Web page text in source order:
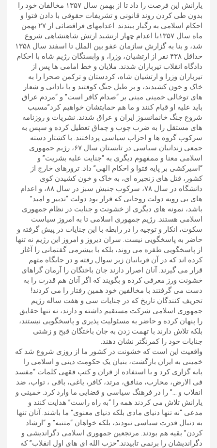
یارانش این فرصت را داد تا از بهمن سال ۱۳۵۷ مخالفان خود را
بدون طی کردن روند قانونی و تشریفات حقوقی با دادن فتوا و
احکام اسلامی به رگبار ببندند. اعدامهای فراقضائی از ۲۷ بهمن
ماه سال ۱۳۵۷با اعدام چهار ارتشبد ارتش شاهنشاهی شروع
شد، و بنا به گزارش سازمان عفو بین الملل تا اسفند سال ۱۳۵۸
حداقل ۴۳۸ نفر از ارتشیان، وزرا، و وابستگان رژیم شاه با احکام
دادگاه انقلاب تیرباران شدند. ملایان و خط امامی ها پس از
تیرباران وزرا و ارتشیان شاه، کردستان و ترکمن صحرا را به
خاک و خون کشیدند، و بر طبل جنگ کوفتند و با نادانی و شعار
های توخالی خمینی مبنی بر “صدام کافر است” و “مردم عراق
باید علیه او قیام کنند و ما هم حمایتشان خواهیم کرد”مسبب
شروع جنگ خانمانسوز ایران و عراق شدند. نشریات و روزنامه
های مستقل را به ضرب چوب و چماق تعطیل کرده و سپس به
سرکوب گروه ها و احزاب سیاسی پرداختند. با کشتار دسته
جمعی زندانیان سیاسی در تابستان سال ۶۷، رژیم جمهوری
اسلامی معنا و ممفهوم دیگری به “جنایت علیه بشریت” و
“اسیرکشی بر پایه فتوا و احکام الهی” داد. ترورهای خارج از
کشور، قتل های زنجیره ای، به خاک و خون کشیدن کوی
دانشگاه در سال ۷۸، سرکوب جنبش سبز در سال ۸۸، و اعدام
های بی رویه دولت روحانی که قرار بود دولت “تدبیر و امید”
باشد، نمونه های دیگری از خشونت و جنایت در نظام جمهوری
اسلامی هستند. رژیم جمهوری اسلامی تا به امروز سیاست
سکوت، انکار و توجیه را در رابطه با این جنایات در پیش گرفته و
حاضر به پاسخگویی نیست. سران دیروز و امروز این رژیم نه تنها
از پاسخگویی طفره می روند، بلکه با بیشرمی گفتمانی را آغاز
کرده اند که در آن قربانیان زیر سوال رفته و در جایگاه متهم
قرار می گیرند. آنان اصرار دارند جان باختگان را آرمان گراهای
خشونت ورز معرفی کرده و بگویند که اگر آنان هم قدرت را به
دست می گرفتند با مخالفین خود همین رفتار را می کردند!
تحریف کنندگان تاریخ که در جنایات سی و هفت ساله رژیم
جمهوری اسلامی شرکت مستقیم داشته و دارند، نه تنها حقایق
را پنهان کرده و حاضر به مسئولیت پذیری و پاسخگویی نیستند،
بلکه تلاش دارند با تهمت زدن به جان باختگان قبح و زشتی
جنایات خود را کمرنگتر نشان دهند.
واقعیت این است که خشونت در کشور ما از روزی شروع شد که
خمینی به ایران بازگشت، بنیان یک حکومت دینی و اسلامی را
پایه گزاری کرد و با استفاده از قران و کتب فقهی کلمات “مفسد
فی الارض، محارب، منافق، مرتد، کافر، یاغی، باقی ، تواب، ضد
انقلاب و …” را در فرهنگ سیاسی و قضایی ما وارد کرد. خمینی و
یارانش تلاش می کردند همه را “به راه راست” هدایت کنند و
مدعی “نه تنها دنیای مادی بلکه دنیای معنوی” ما باشند. آنان تنها
به دنبال قدرت سیاسی نبودند، بلکه خواهان “متنبه” و “ارشاد
کردن” بقیه هم بودند. مرتجعین جمهوری اسلامی دگراندیشی و
دگراندیشان را برنمی تابیدند.”حزب الله ای های اول انقلاب” که